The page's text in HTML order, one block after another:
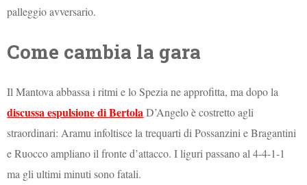
palleggio avversario.
Come cambia la gara
Il Mantova abbassa i ritmi e lo Spezia ne approfitta, ma dopo la
discussa espulsione di Bertola D’Angelo è costretto agli
straordinari: Aramu infoltisce la trequarti di Possanzini e Bragantini
e Ruocco ampliano il fronte d’attacco. I liguri passano al 4-4-1-1
ma gli ultimi minuti sono fatali.